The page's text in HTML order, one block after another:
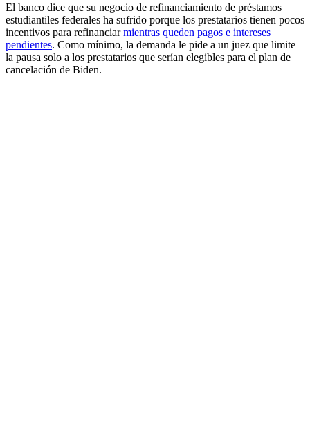
El banco dice que su negocio de refinanciamiento de préstamos
estudiantiles federales ha sufrido porque los prestatarios tienen pocos
incentivos para refinanciarmientras queden pagos e intereses
pendientes. Como mínimo, la demanda le pide a un juez que limite
la pausa solo a los prestatarios que serían elegibles para el plan de
cancelación de Biden.